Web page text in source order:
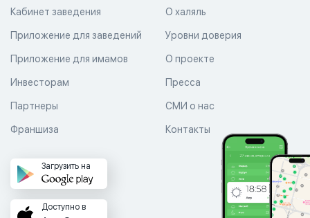
О халяль
Уровни доверия
Кабинет заведения
Приложение для заведений
Приложение для имамов О проекте
Пресса
СМИ о нас
Контакты
Инвесторам
Партнеры
Франшиза
Загрузить на
Доступно в